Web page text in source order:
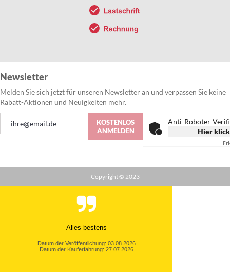
Newsletter
Melden Sie sich jetzt für unseren Newsletter an und verpassen Sie keine
Rabatt-Aktionen und Neuigkeiten mehr.
zum
KOSTENLOS
ANMELDEN
Anti-Roboter-
Hier
Copyright © 2023
Alles bestens
Datum der Veröffentlichung: 03.08.2026
Datum der Kauferfahrung: 27.07.2026